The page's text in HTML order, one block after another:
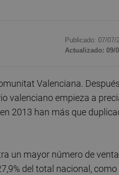
Publicado: 07/07/
Actualizado: 09/
Valenciana.
valenciano empieza a
2013 han más que
un mayor número de venta
del total nacional, como